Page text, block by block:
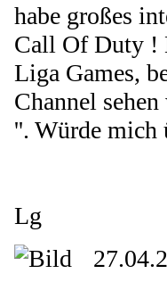
habe großes
Call Of Duty !
Liga Games,
Channel
''. Würde mich
Lg